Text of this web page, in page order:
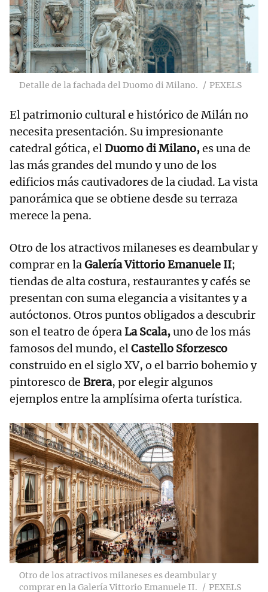
Detalle de la fachada del Duomo di Milano. PEXELS
El patrimonio cultural e histórico de Milán no
necesita presentación. Su impresionante
catedral gótica, elDuomo di Milano,es una de
las más grandes del mundo y uno de los
edificios más cautivadores de la ciudad. La vista
panorámica que se obtiene desde su terraza
merece la pena.
Otro de los atractivos milaneses es deambular y
comprar en laGalería Vittorio Emanuele II;
tiendas de alta costura, restaurantes y cafés se
presentan con suma elegancia a visitantes y a
autóctonos. Otros puntos obligados a descubrir
son el teatro de óperaLa Scala,uno de los más
famosos del mundo, elCastello Sforzesco
construido en el siglo XV, o el barrio bohemio y
pintoresco de Brera, por elegir algunos
ejemplos entre la amplísima oferta turística.
Otro de los atractivos milaneses es deambular y
comprar en la Galería Vittorio Emanuele II.
PEXELS